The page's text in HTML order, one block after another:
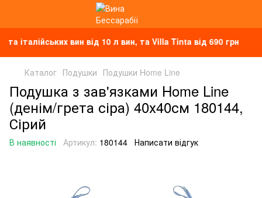
вин від 10 л вин, та Villa Tinta від 690 грн
Каталог Подушки Подушки Home Line
Подушка з зав'язками Home Line
(денім/грета сіра) 40х40см 180144,
Сірий
В наявності Артикул: 180144 Написати відгук